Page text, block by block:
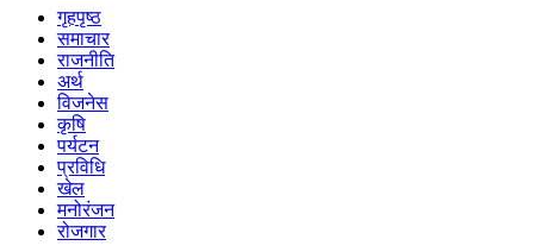
गृहपृष्ठ
समाचार
राजनीति
अर्थ
विजनेस
कृषि
पर्यटन
प्रविधि
खेल
मनोरंजन
रोजगार